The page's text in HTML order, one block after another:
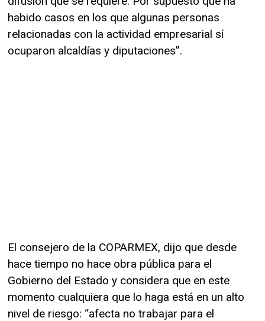
habido casos en los que algunas personas
relacionadas con la actividad empresarial sí
ocuparon alcaldías y diputaciones”.
El consejero de la COPARMEX, dijo que desde
hace tiempo no hace obra pública para el
Gobierno del Estado y considera que en este
momento cualquiera que lo haga está en un alto
nivel de riesgo: “afecta no trabajar para el